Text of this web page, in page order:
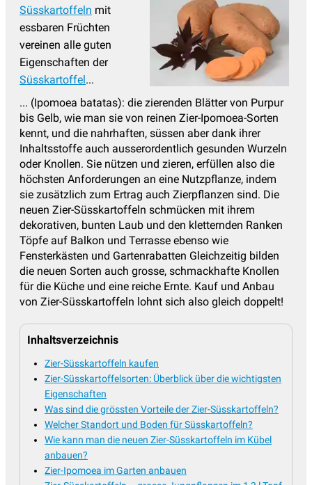
Süsskartoffeln mit
essbaren Früchten
vereinen alle guten
Eigenschaften der
Süsskartoffel...
... (Ipomoea batatas): die zierenden Blätter von Purpur
bis Gelb, wie man sie von reinen Zier-Ipomoea-Sorten
kennt, und die nahrhaften, süssen aber dank ihrer
Inhaltsstoffe auch ausserordentlich gesunden Wurzeln
oder Knollen. Sie nützen und zieren, erfüllen also die
höchsten Anforderungen an eine Nutzpflanze, indem
sie zusätzlich zum Ertrag auch Zierpflanzen sind. Die
neuen Zier-Süsskartoffeln schmücken mit ihrem
dekorativen, bunten Laub und den kletternden Ranken
Töpfe auf Balkon und Terrasse ebenso wie
Fensterkästen und Gartenrabatten Gleichzeitig bilden
die neuen Sorten auch grosse, schmackhafte Knollen
für die Küche und eine reiche Ernte. Kauf und Anbau
von Zier-Süsskartoffeln lohnt sich also gleich doppelt!
Inhaltsverzeichnis
Zier-Süsskartoffeln kaufen
Zier-Süsskartoffelsorten: Überblick über die wichtigsten
Eigenschaften
Was sind die grössten Vorteile der Zier-Süsskartoffeln?
Welcher Standort und Boden für Süsskartoffeln?
Wie kann man die neuen Zier-Süsskartoffeln im Kübel
anbauen?
Zier-Ipomoea im Garten anbauen